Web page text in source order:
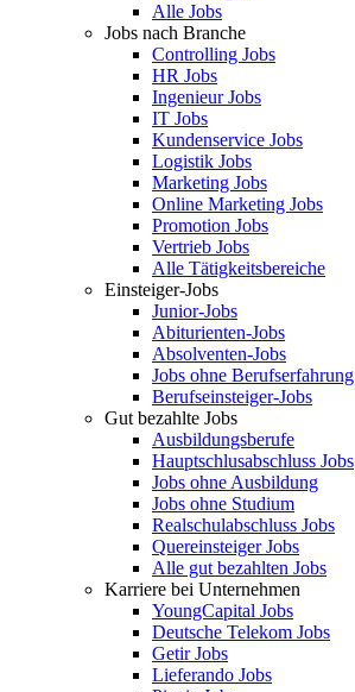
Alle Jobs
Jobs nach Branche
Controlling Jobs
HR Jobs
Ingenieur Jobs
IT Jobs
Kundenservice Jobs
Logistik Jobs
Marketing Jobs
Online Marketing Jobs
Promotion Jobs
Vertrieb Jobs
Alle Tätigkeitsbereiche
Einsteiger-Jobs
Junior-Jobs
Abiturienten-Jobs
Absolventen-Jobs
Jobs ohne Berufserfahrung
Berufseinsteiger-Jobs
Gut bezahlte Jobs
Ausbildungsberufe
Hauptschlusabschluss Jobs
Jobs ohne Ausbildung
Jobs ohne Studium
Realschulabschluss Jobs
Quereinsteiger Jobs
Alle gut bezahlten Jobs
Karriere bei Unternehmen
YoungCapital Jobs
Deutsche Telekom Jobs
Getir Jobs
Lieferando Jobs